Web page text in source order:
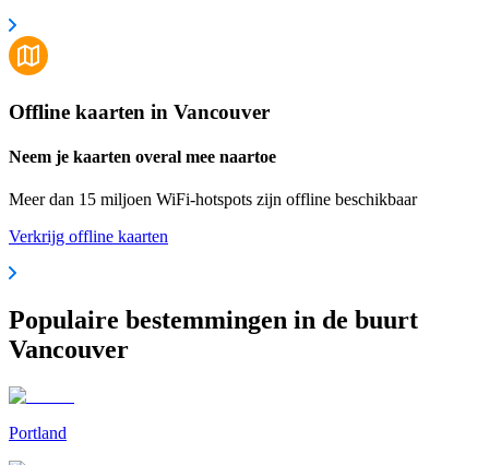
Offline kaarten in Vancouver
Neem je kaarten overal mee naartoe
Meer dan 15 miljoen WiFi-hotspots zijn offline beschikbaar
Verkrijg offline kaarten
Populaire bestemmingen in de buurt
Vancouver
Portland